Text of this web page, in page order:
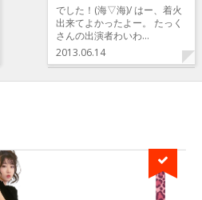
でした！(海▽海)/ はー、着火
出来てよかったよー。 たっく
さんの出演者わいわ…
2013.06.14